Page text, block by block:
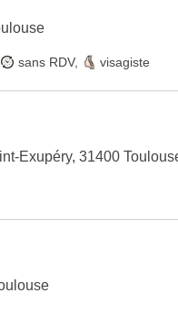
sans RDV, visagiste
Exupéry, 31400